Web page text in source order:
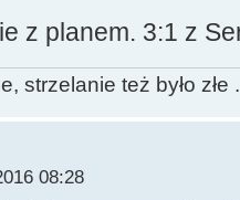
z planem. 3:1 z
strzelanie też było złe
08:28